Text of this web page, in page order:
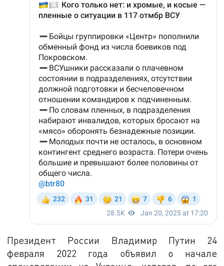
Президент России Владимир Путин 24
февраля 2022 года объявил о начале